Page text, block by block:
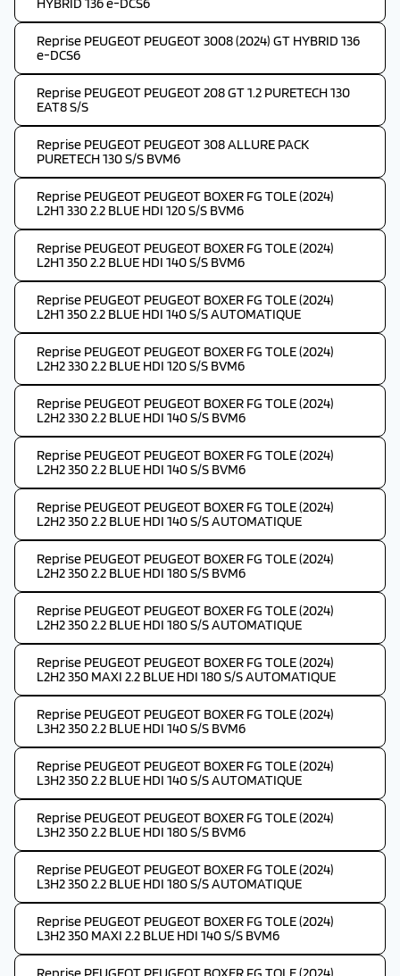
Reprise PEUGEOT PEUGEOT 3008 (2024) GT HYBRID 136
e-DCS6
Reprise PEUGEOT PEUGEOT 208 GT 1.2 PURETECH 130
EAT8 S/S
Reprise PEUGEOT PEUGEOT 308 ALLURE PACK
PURETECH 130 S/S BVM6
Reprise PEUGEOT PEUGEOT BOXER FG TOLE (2024)
L2H1 330 2.2 BLUE HDI 120 S/S BVM6
Reprise PEUGEOT PEUGEOT BOXER FG TOLE (2024)
L2H1 350 2.2 BLUE HDI 140 S/S BVM6
Reprise PEUGEOT PEUGEOT BOXER FG TOLE (2024)
L2H1 350 2.2 BLUE HDI 140 S/S AUTOMATIQUE
Reprise PEUGEOT PEUGEOT BOXER FG TOLE (2024)
L2H2 330 2.2 BLUE HDI 120 S/S BVM6
Reprise PEUGEOT PEUGEOT BOXER FG TOLE (2024)
L2H2 330 2.2 BLUE HDI 140 S/S BVM6
Reprise PEUGEOT PEUGEOT BOXER FG TOLE (2024)
L2H2 350 2.2 BLUE HDI 140 S/S BVM6
Reprise PEUGEOT PEUGEOT BOXER FG TOLE (2024)
L2H2 350 2.2 BLUE HDI 140 S/S AUTOMATIQUE
Reprise PEUGEOT PEUGEOT BOXER FG TOLE (2024)
L2H2 350 2.2 BLUE HDI 180 S/S BVM6
Reprise PEUGEOT PEUGEOT BOXER FG TOLE (2024)
L2H2 350 2.2 BLUE HDI 180 S/S AUTOMATIQUE
Reprise PEUGEOT PEUGEOT BOXER FG TOLE (2024)
L2H2 350 MAXI 2.2 BLUE HDI 180 S/S AUTOMATIQUE
Reprise PEUGEOT PEUGEOT BOXER FG TOLE (2024)
L3H2 350 2.2 BLUE HDI 140 S/S BVM6
Reprise PEUGEOT PEUGEOT BOXER FG TOLE (2024)
L3H2 350 2.2 BLUE HDI 140 S/S AUTOMATIQUE
Reprise PEUGEOT PEUGEOT BOXER FG TOLE (2024)
L3H2 350 2.2 BLUE HDI 180 S/S BVM6
Reprise PEUGEOT PEUGEOT BOXER FG TOLE (2024)
L3H2 350 2.2 BLUE HDI 180 S/S AUTOMATIQUE
Reprise PEUGEOT PEUGEOT BOXER FG TOLE (2024)
L3H2 350 MAXI 2.2 BLUE HDI 140 S/S BVM6